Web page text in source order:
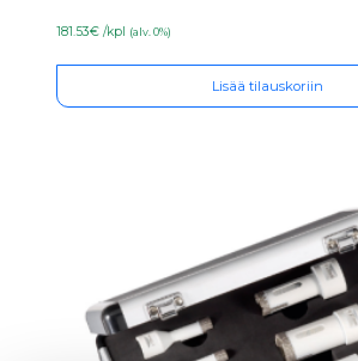
181.53€ /kpl (alv. 0%)
Lisää tilauskoriin